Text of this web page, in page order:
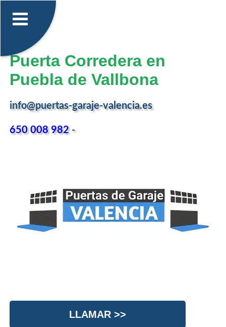
Puerta Corredera en
Puebla de Vallbona
info@puertas-garaje-valencia.es
650 008 982-
LLAMAR >>